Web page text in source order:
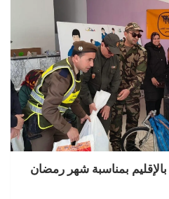
بالإقليم بمناسبة شهر رمضان